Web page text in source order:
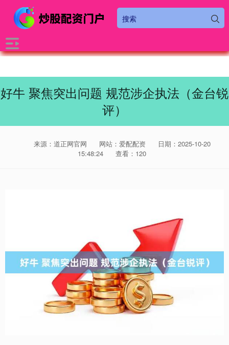
好牛 聚焦突出问题 规范涉企执法（金台锐
评）
来源：道正网官网 网站：爱配配资
日期：2025-10-20
15:48:24
查看：120